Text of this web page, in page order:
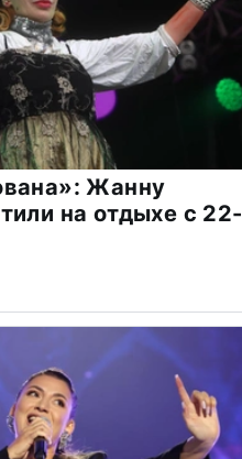
Жанну
на отдыхе с 22-